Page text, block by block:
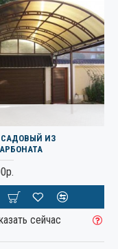
САДОВЫЙ ИЗ
сейчас